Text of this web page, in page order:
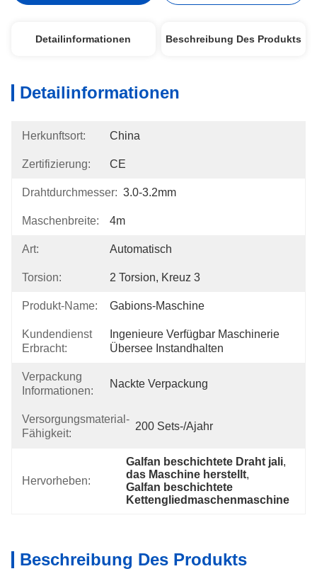
Detailinformationen Beschreibung Des Produkts
Detailinformationen
Herkunftsort: China
Zertifizierung: CE
Drahtdurchmesser: 3.0-3.2mm
Maschenbreite: 4m
Art: Automatisch
Torsion: 2 Torsion, Kreuz 3
Produkt-Name: Gabions-Maschine
Kundendienst
Erbracht:
Ingenieure Verfügbar Maschinerie
Übersee Instandhalten
Verpackung
Informationen:
Nackte Verpackung
Versorgungsmaterial-
Fähigkeit:
200 Sets-/ajahr
Hervorheben:
Galfan beschichtete Draht jali,
das Maschine herstellt,
Galfan beschichtete
Kettengliedmaschenmaschine
Beschreibung Des Produkts